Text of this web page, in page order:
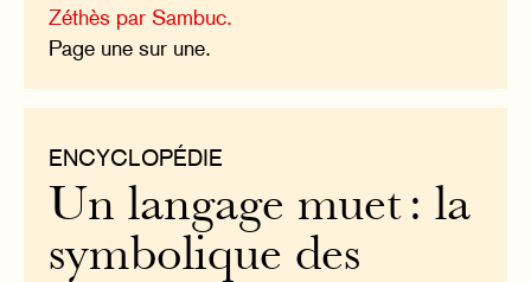
Zéthès par Sambuc.
Page une sur une.
ENCYCLOPÉDIE
Un langage muet : la
symbolique des